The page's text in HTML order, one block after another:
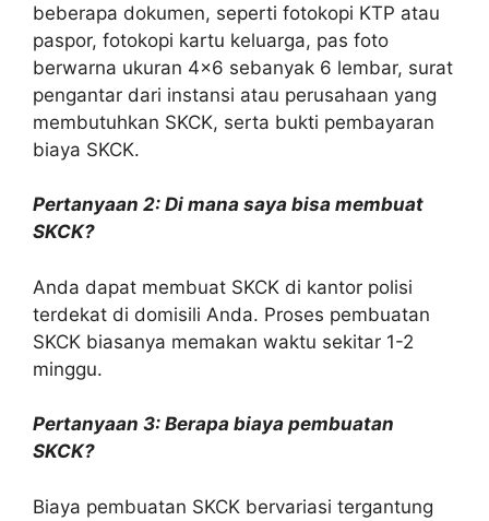
beberapa dokumen, seperti fotokopi KTP atau
paspor, fotokopi kartu keluarga, pas foto
berwarna ukuran 4×6 sebanyak 6 lembar, surat
pengantar dari instansi atau perusahaan yang
membutuhkan SKCK, serta bukti pembayaran
biaya SKCK.
Pertanyaan 2: Di mana saya bisa membuat
SKCK?
Anda dapat membuat SKCK di kantor polisi
terdekat di domisili Anda. Proses pembuatan
SKCK biasanya memakan waktu sekitar 1-2
minggu.
Pertanyaan 3: Berapa biaya pembuatan
SKCK?
Biaya pembuatan SKCK bervariasi tergantung